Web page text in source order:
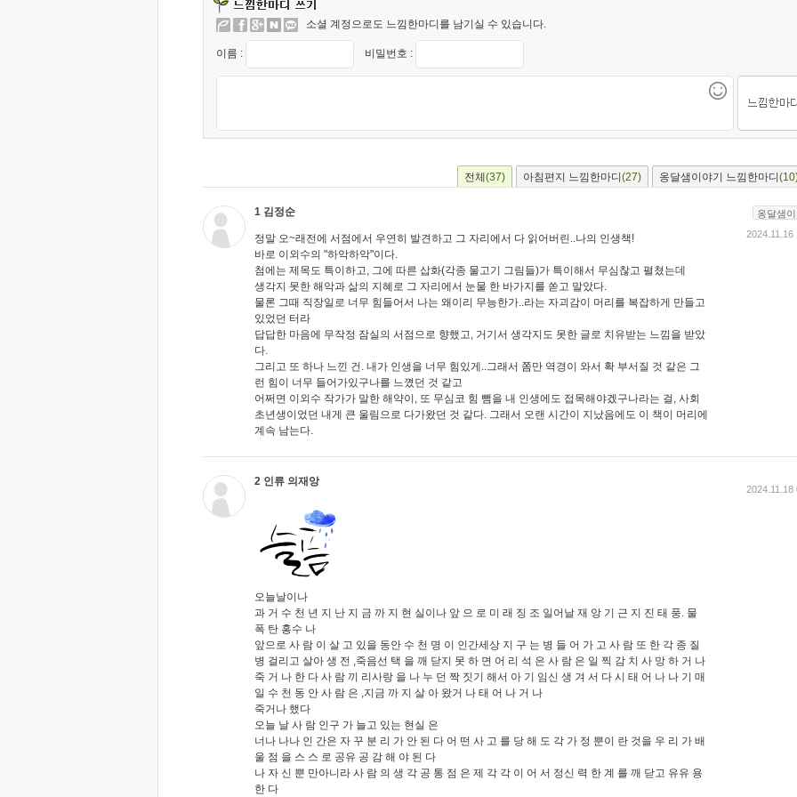
소셜 계정으로도 느낌한마디를 남기실 수 있습니다.
이름 : 비밀번호 :
전체(37) 아침편지 느낌한마디(27) 옹달샘이야기 느낌한마디
1 김정순
정말 오~래전에 서점에서 우연히 발견하고 그 자리에서 다 읽어버린..나의 인생책!
바로 이외수의 "하악하악"이다.
첨에는 제목도 특이하고, 그에 따른 삽화(각종 물고기 그림들)가 특이해서 무심찮고 펼쳤는데
생각지 못한 해악과 삶의 지혜로 그 자리에서 눈물 한 바가지를 쏟고 말았다.
물론 그때 직장일로 너무 힘들어서 나는 왜이리 무능한가..라는 자괴감이 머리를 복잡하게 만들고
있었던 터라
답답한 마음에 무작정 잠실의 서점으로 향했고, 거기서 생각지도 못한 글로 치유받는 느낌을 받았
다.
그리고 또 하나 느낀 건. 내가 인생을 너무 힘있게..그래서 쫌만 역경이 와서 확 부서질 것 같은 그
런 힘이 너무 들어가있구나를 느꼈던 것 같고
어쩌면 이외수 작가가 말한 해약이, 또 무심코 힘 뺌을 내 인생에도 접목해야겠구나라는 걸, 사회
초년생이었던 내게 큰 울림으로 다가왔던 것 같다. 그래서 오랜 시간이 지났음에도 이 책이 머리에
계속 남는다.
옹달샘
2024.11.16
2 인류 의재앙
오늘날이나
과 거 수 천 년 지 난 지 금 까 지 현 실이나 앞 으 로 미 래 징 조 일어날 재 앙 기 근 지 진 태 풍. 물
폭 탄 홍수 나
앞으로 사 람 이 살 고 있을 동안 수 천 명 이 인간세상 지 구 는 병 들 어 가 고 사 람 또 한 각 종 질
병 걸리고 살아 생 전 ,죽음선 택 을 깨 닫지 못 하 면 어 리 석 은 사 람 은 일 찍 감 치 사 망 하 거 나
죽 거 나 한 다 사 람 끼 리사랑 을 나 누 던 짝 짓기 해서 아 기 임신 생 겨 서 다 시 태 어 나 나 기 매
일 수 천 동 안 사 람 은 ,지금 까 지 살 아 왔거 나 태 어 나 거 나
죽거나 했다
오늘 날 사 람 인구 가 늘고 있는 현실 은
너나 나나 인 간은 자 꾸 분 리 가 안 된 다 어 떤 사 고 를 당 해 도 각 가 정 뿐이 란 것을 우 리 가 배
울 점 을 스 스 로 공유 공 감 해 야 된 다
나 자 신 뿐 만아니라 사 람 의 생 각 공 통 점 은 제 각 각 이 어 서 정신 력 한 계 를 깨 닫고 유유 용
한 다
2024.11.18